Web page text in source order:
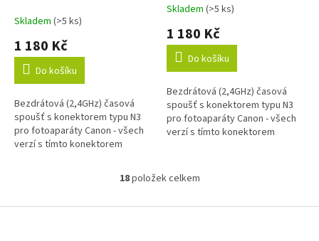
Skladem (>5 ks)
1 180 Kč
Do košíku
Bezdrátová (2,4GHz) časová
spoušť s konektorem typu N3
pro fotoaparáty Canon - všech
verzí s tímto konektorem
Průměrné
produktu
5,0
5
hvězdiček.
Skladem (>5 ks)
1 180 Kč
Do košíku
Bezdrátová (2,4GHz) časová
spoušť s konektorem typu N3
pro fotoaparáty Canon - všech
verzí s tímto konektorem
O
l
18položek celkem
Z